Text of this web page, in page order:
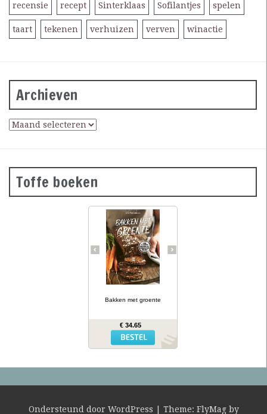
recensie recept Sinterklaas Sofilantjes spelen
taart tekenen verhuizen verven winactie
Archieven
Toffe boeken
courgettebaguettes,
wortelbroodjes en
roggecrackers met
knolselderij: wanneer je
groente in het deeg doet,
krijg je mals en kleurrijk
brood dat ook nog eens
gezonder is dan gewoon
brood. In Bakken met
kookboekenauteur en
recepten (waarvan vele
glutenvrij) voor broden,
bolletjes, baguettes,
crackers en zoete
is niet alleen heerlijk,
voedingswaarde!
… lees meer
Bakken met groente
€ 34.65
Ondersteund door WordPress Theme: FlyMagby